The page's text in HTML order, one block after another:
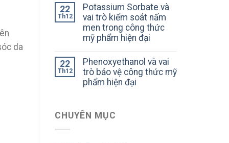
da
22
Th12
Potassium Sorbate và
vai trò kiểm soát nấm
men trong công thức
mỹ phẩm hiện đại
22
Th12
Phenoxyethanol và vai
trò bảo vệ công thức mỹ
phẩm hiện đại
CHUYÊN MỤC